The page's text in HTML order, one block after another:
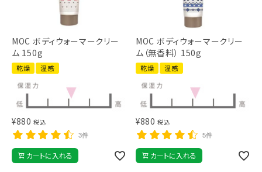
MOC ボディウォーマークリー
ム 150g
乾燥 温感
¥880 税込
3件
カートに入れる
MOC ボディウォーマークリー
ム（無香料） 150g
乾燥 温感
¥880 税込
5件
カートに入れる